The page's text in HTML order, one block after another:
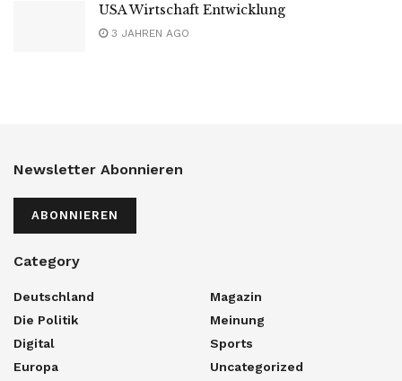
USA Wirtschaft Entwicklung
3 JAHREN AGO
Newsletter Abonnieren
ABONNIEREN
Category
Deutschland
Die Politik
Digital
Europa
Magazin
Meinung
Sports
Uncategorized